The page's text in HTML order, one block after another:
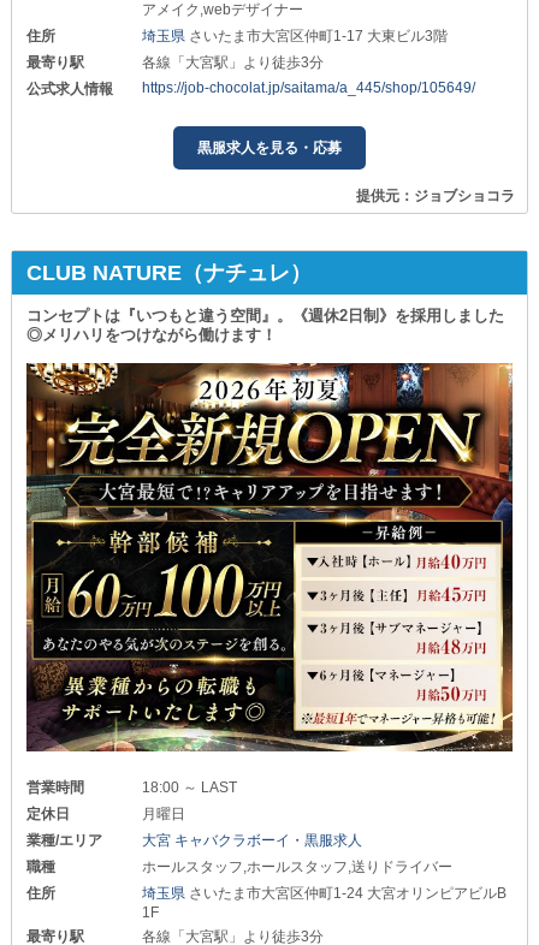
アメイク,webデザイナー
住所
埼玉県 さいたま市大宮区仲町1-17 大東ビル3階
最寄り駅
各線「大宮駅」より徒歩3分
公式求人情報
https://job-chocolat.jp/saitama/a_445/shop/105649/
黒服求人を見る・応募
提供元：ジョブショコラ
CLUB NATURE（ナチュレ）
コンセプトは『いつもと違う空間』。《週休2日制》を採用しました
◎メリハリをつけながら働けます！
営業時間
18:00 ～ LAST
定休日
月曜日
業種/エリア
大宮 キャバクラボーイ・黒服求人
職種
ホールスタッフ,ホールスタッフ,送りドライバー
住所
埼玉県 さいたま市大宮区仲町1-24 大宮オリンピアビルB
1F
最寄り駅
各線「大宮駅」より徒歩3分